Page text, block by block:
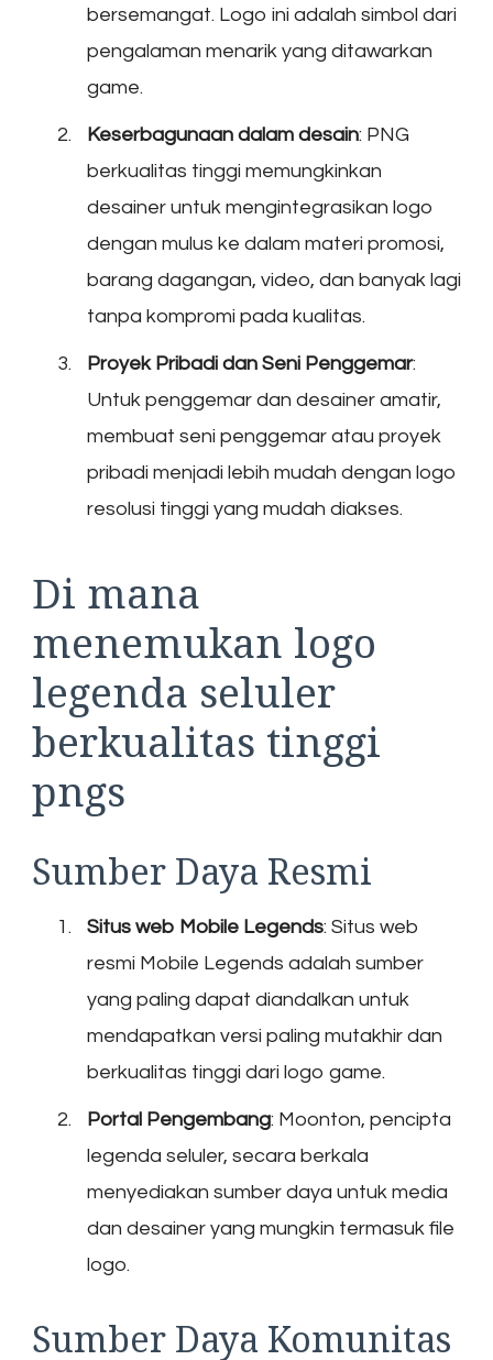
bersemangat. Logo ini adalah simbol dari
pengalaman menarik yang ditawarkan
game.
Keserbagunaan dalam desain: PNG
berkualitas tinggi memungkinkan
desainer untuk mengintegrasikan logo
dengan mulus ke dalam materi promosi,
barang dagangan, video, dan banyak lagi
tanpa kompromi pada kualitas.
Proyek Pribadi dan Seni Penggemar:
Untuk penggemar dan desainer amatir,
membuat seni penggemar atau proyek
pribadi menjadi lebih mudah dengan logo
resolusi tinggi yang mudah diakses.
Di mana
menemukan logo
legenda seluler
berkualitas tinggi
pngs
Sumber Daya Resmi
Situs web Mobile Legends: Situs web
resmi Mobile Legends adalah sumber
yang paling dapat diandalkan untuk
mendapatkan versi paling mutakhir dan
berkualitas tinggi dari logo game.
Portal Pengembang: Moonton, pencipta
legenda seluler, secara berkala
menyediakan sumber daya untuk media
dan desainer yang mungkin termasuk file
logo.
Sumber Daya Komunitas